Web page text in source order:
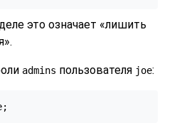
это означает «лишить
».
admins пользователя joe: